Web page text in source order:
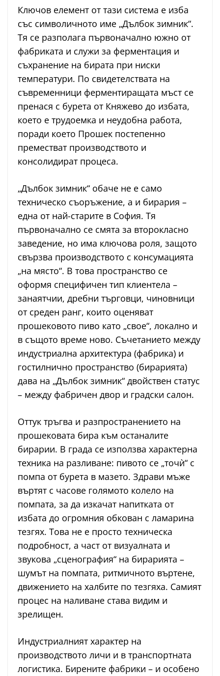
Ключов елемент от тази система е изба
със символичното име „Дълбок зимник“.
Тя се разполага първоначално южно от
фабриката и служи за ферментация и
съхранение на бирата при ниски
температури. По свидетелствата на
съвременници ферментиращата мъст се
пренася с бурета от Княжево до избата,
което е трудоемка и неудобна работа,
поради което Прошек постепенно
преместват производството и
консолидират процеса.
„Дълбок зимник“ обаче не е само
техническо съоръжение, а и бирария –
една от най-старите в София. Тя
първоначално се смята за второкласно
заведение, но има ключова роля, защото
свързва производството с консумацията
„на място“. В това пространство се
оформя специфичен тип клиентела –
занаятчии, дребни търговци, чиновници
от среден ранг, които оценяват
прошековото пиво като „свое“, локално и
в същото време ново. Съчетанието между
индустриална архитектура (фабрика) и
гостилнично пространство (бирарията)
дава на „Дълбок зимник“ двойствен статус
– между фабричен двор и градски салон.
Оттук тръгва и разпространението на
прошековата бира към останалите
бирарии. В града се използва характерна
техника на разливане: пивото се „точѝ“ с
помпа от бурета в мазето. Здрави мъже
въртят с часове голямото колело на
помпата, за да изкачат напитката от
избата до огромния обкован с ламарина
тезгях. Това не е просто техническа
подробност, а част от визуалната и
звукова „сценография“ на бирарията –
шумът на помпата, ритмичното въртене,
движението на халбите по тезгяха. Самият
процес на наливане става видим и
зрелищен.
Индустриалният характер на
производството личи и в транспортната
логистика. Бирените фабрики – и особено